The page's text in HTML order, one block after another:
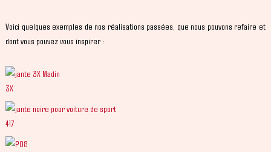
Voici quelques exemples de nos réalisations passées, que nous pouvons refaire et
dont vous pouvez vous inspirer :
3X
417